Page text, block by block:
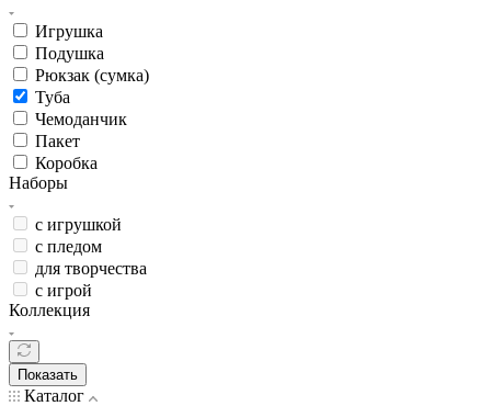
Игрушка
Подушка
Рюкзак (сумка)
Туба
Чемоданчик
Пакет
Коробка
Наборы
с игрушкой
с пледом
для творчества
с игрой
Коллекция
Показать
Каталог